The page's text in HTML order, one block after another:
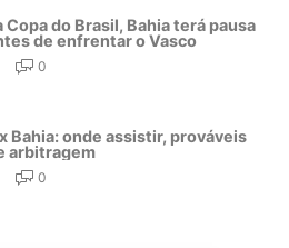
Copa do Brasil, Bahia terá pausa
de enfrentar o Vasco
0
Bahia: onde assistir, prováveis
arbitragem
0